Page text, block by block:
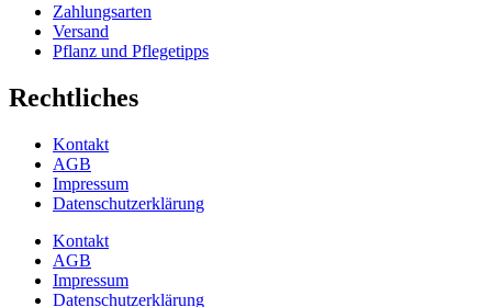
Zahlungsarten
Versand
Pflanz und Pflegetipps
Rechtliches
Kontakt
AGB
Impressum
Datenschutzerklärung
Kontakt
AGB
Impressum
Datenschutzerklärung